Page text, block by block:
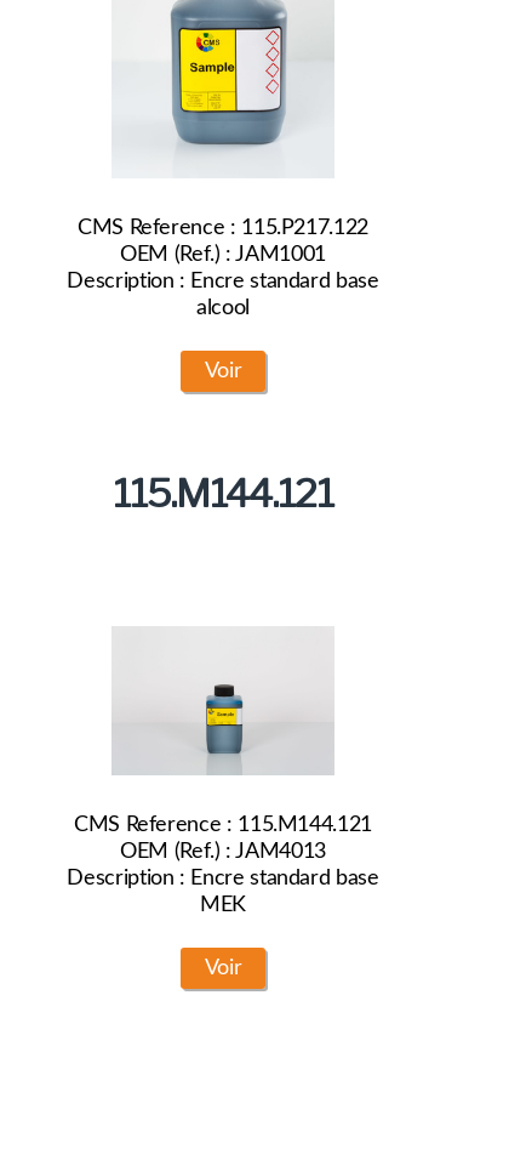
CMS Reference : 115.P217.122
OEM (Ref.) : JAM1001
Description : Encre standard base
alcool
Voir
115.M144.121
CMS Reference : 115.M144.121
OEM (Ref.) : JAM4013
Description : Encre standard base
MEK
Voir